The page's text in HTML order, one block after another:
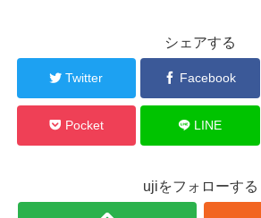
シェアする
Twitter Facebook
Pocket LINE
ujiをフォローする